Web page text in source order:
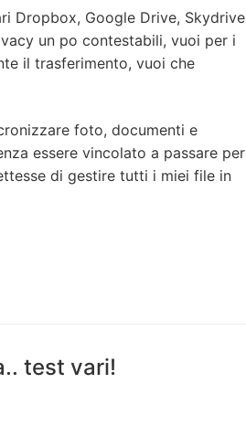
Dropbox, Google Drive, Skydrive
un po contestabili, vuoi per i
il trasferimento, vuoi che
foto, documenti e
essere vincolato a passare per
di gestire tutti i miei file in
test vari!